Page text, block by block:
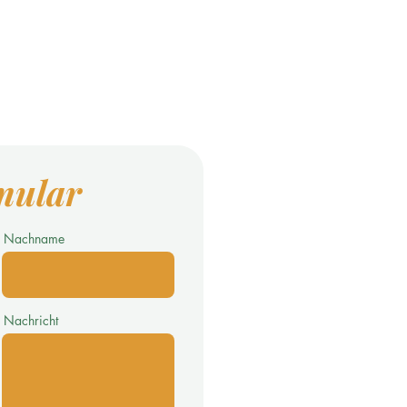
Nachname
Nachricht